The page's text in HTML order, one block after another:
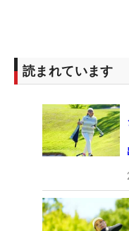
読まれています